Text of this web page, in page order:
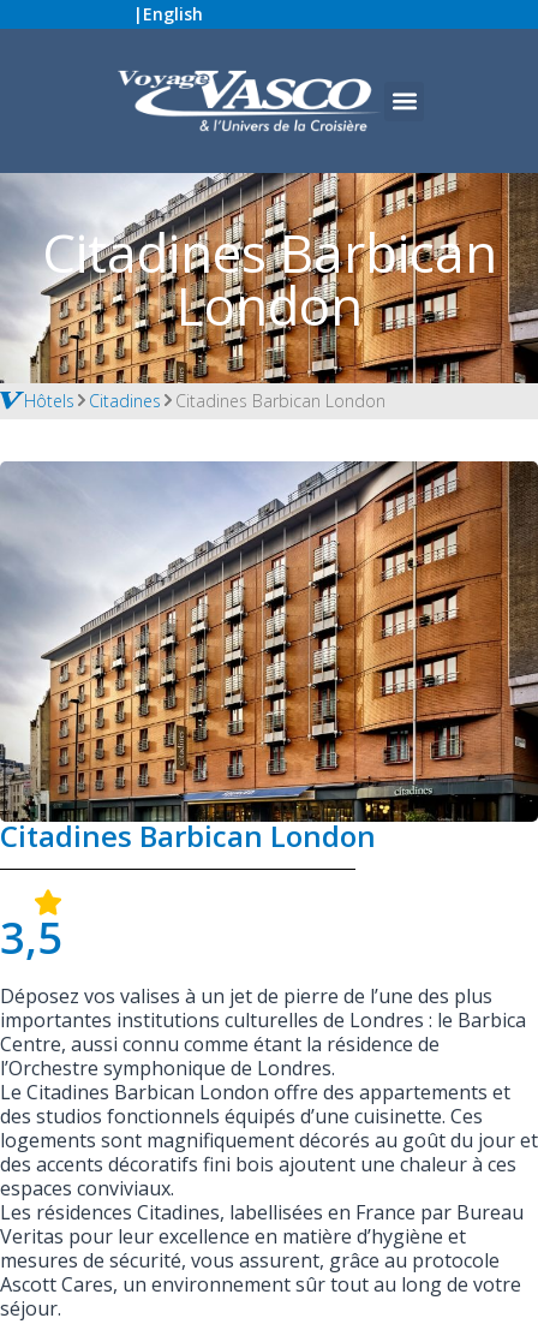
| English
Citadines Barbican
London
Hôtels Citadines Citadines Barbican London
Citadines Barbican London
3,5
Déposez vos valises à un jet de pierre de l’une des plus
importantes institutions culturelles de Londres : le Barbica
Centre, aussi connu comme étant la résidence de
l’Orchestre symphonique de Londres.
Le Citadines Barbican London offre des appartements et
des studios fonctionnels équipés d’une cuisinette. Ces
logements sont magnifiquement décorés au goût du jour et
des accents décoratifs fini bois ajoutent une chaleur à ces
espaces conviviaux.
Les résidences Citadines, labellisées en France par Bureau
Veritas pour leur excellence en matière d’hygiène et
mesures de sécurité, vous assurent, grâce au protocole
Ascott Cares, un environnement sûr tout au long de votre
séjour.